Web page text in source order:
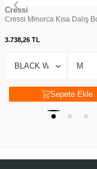
Cressi
Cressi Minorca Kısa Dalış
3.738,26 TL
Sepete Ekle